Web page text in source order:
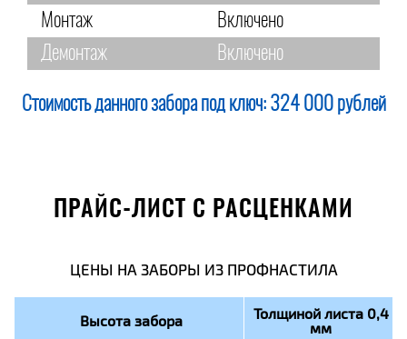
Монтаж
Включено
Демонтаж
Включено
Стоимость данного забора под ключ: 324 000 рублей
ПРАЙС-ЛИСТ С РАСЦЕНКАМИ
ЦЕНЫ НА ЗАБОРЫ ИЗ ПРОФНАСТИЛА
Высота забора Толщиной листа 0,4
мм